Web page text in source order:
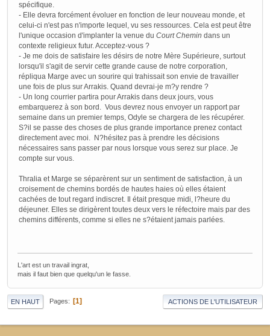
spécifique.
- Elle devra forcément évoluer en fonction de leur nouveau monde, et
celui-ci n'est pas n'importe lequel, vu ses ressources. Cela est peut être
l'unique occasion d'implanter la venue du Court Chemin dans un
contexte religieux futur. Acceptez-vous ?
- Je me dois de satisfaire les désirs de notre Mère Supérieure, surtout
lorsqu'il s'agit de servir cette grande cause de notre corporation,
répliqua Marge avec un sourire qui trahissait son envie de travailler
une fois de plus sur Arrakis. Quand devrai-je m?y rendre ?
- Un long courrier partira pour Arrakis dans deux jours, vous
embarquerez à son bord. Vous devrez nous envoyer un rapport par
semaine dans un premier temps, Odyle se chargera de les récupérer.
S?il se passe des choses de plus grande importance prenez contact
directement avec moi. N?hésitez pas à prendre les décisions
nécessaires sans passer par nous lorsque vous serez sur place. Je
compte sur vous.
Thralia et Marge se séparèrent sur un sentiment de satisfaction, à un
croisement de chemins bordés de hautes haies où elles étaient
cachées de tout regard indiscret. Il était presque midi, l?heure du
déjeuner. Elles se dirigèrent toutes deux vers le réfectoire mais par des
chemins différents, comme si elles ne s?étaient jamais parlées.
L'art est un travail ingrat,
mais il faut bien que quelqu'un le fasse.
EN HAUT Pages 1 ACTIONS DE L'UTILISATEUR